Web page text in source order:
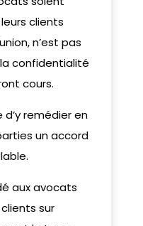
clients
n’est pas
confidentialité
cours.
remédier en
un accord
aux avocats
sur